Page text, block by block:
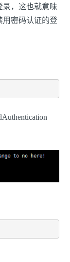
录，这也就意味
用密码认证的登